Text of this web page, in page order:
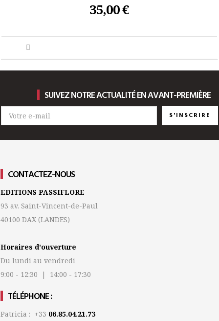
35,00 €
SUIVEZ NOTRE ACTUALITÉ EN AVANT-PREMIÈRE
S'INSCRIRE
CONTACTEZ-NOUS
EDITIONS PASSIFLORE
93 av. Saint-Vincent-de-Paul
40100 DAX (LANDES)
Horaires d'ouverture
Du lundi au vendredi
9:00 - 12:30 | 14:00 - 17:30
TÉLÉPHONE :
Patricia : +33 06.85.04.21.73